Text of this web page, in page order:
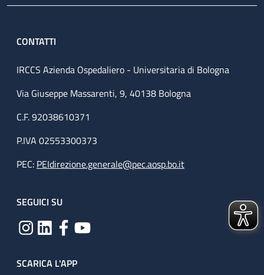
CONTATTI
IRCCS Azienda Ospedaliero - Universitaria di Bologna
Via Giuseppe Massarenti, 9, 40138 Bologna
C.F. 92038610371
P.IVA 02553300373
PEC: PEIdirezione.generale@pec.aosp.bo.it
SEGUICI SU
SCARICA L'APP